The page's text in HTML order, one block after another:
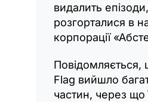
видалить
розгорталися в
корпорації
Повідомляється,
Flag вийшло
частин, через що